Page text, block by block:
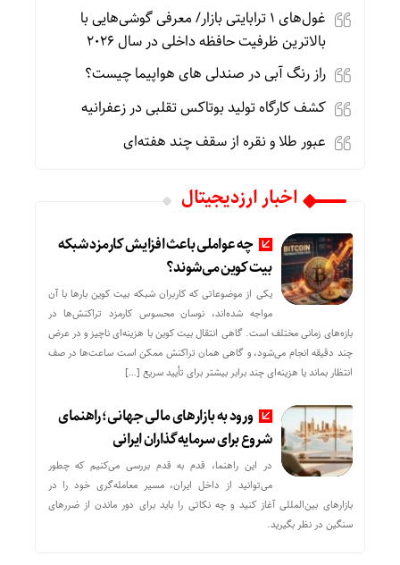
غول‌های ۱ ترابایتی بازار/ معرفی گوشی‌هایی با
بالاترین ظرفیت حافظه داخلی در سال ۲۰۲۶
راز رنگ آبی در صندلی های هواپیما چیست؟
کشف کارگاه تولید بوتاکس تقلبی در زعفرانیه
عبور طلا و نقره از سقف چند هفته‌ای
اخبار ارزدیجیتال
چه عواملی باعث افزایش کارمزد شبکه
بیت کوین می‌شوند؟
یکی از موضوعاتی که کاربران شبکه بیت کوین بارها با آن
مواجه شده‌اند، نوسان محسوس کارمزد تراکنش‌ها در
بازه‌های زمانی مختلف است. گاهی انتقال بیت کوین با هزینه‌ای ناچیز و در عرض
چند دقیقه انجام می‌شود، و گاهی همان تراکنش ممکن است ساعت‌ها در صف
انتظار بماند یا هزینه‌ای چند برابر بیشتر برای تأیید سریع […]
ورود به بازارهای مالی جهانی؛ راهنمای
شروع برای سرمایه‌گذاران ایرانی
در این راهنما، قدم به قدم بررسی می‌کنیم که چطور
می‌توانید از داخل ایران، مسیر معامله‌گری خود را در
بازارهای بین‌المللی آغاز کنید و چه نکاتی را باید برای دور ماندن از ضررهای
سنگین در نظر بگیرید.